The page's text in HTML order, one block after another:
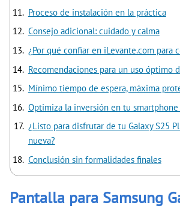
Proceso de instalación en la práctica
Consejo adicional: cuidado y calma
¿Por qué confiar en iLevante.com para
Recomendaciones para un uso óptimo
Mínimo tiempo de espera, máxima
Optimiza la inversión en tu smartphone
¿Listo para disfrutar de tu Galaxy S25
nueva?
Conclusión sin formalidades finales
Pantalla para Samsung